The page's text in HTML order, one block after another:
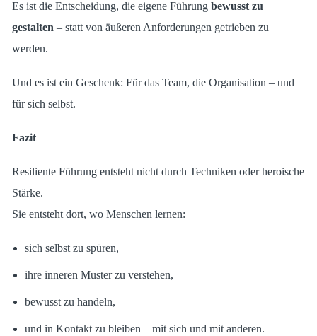
Es ist die Entscheidung, die eigene Führungbewusst zu
gestalten – statt von äußeren Anforderungen getrieben zu
werden.
Und es ist ein Geschenk: Für das Team, die Organisation – und
für sich selbst.
Fazit
Resiliente Führung entsteht nicht durch Techniken oder heroische
Stärke.
Sie entsteht dort, wo Menschen lernen:
sich selbst zu spüren,
ihre inneren Muster zu verstehen,
bewusst zu handeln,
und in Kontakt zu bleiben – mit sich und mit anderen.